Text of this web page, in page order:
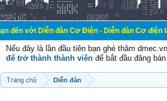
Diễn đàn Cơ Điện - Diễn đàn Cơ điện là nơi
Nếu đây là lần đầu tiên bạn ghé thăm
để trở thành thành viên để bắt đầu đăng
Trang chủ Diễn đàn